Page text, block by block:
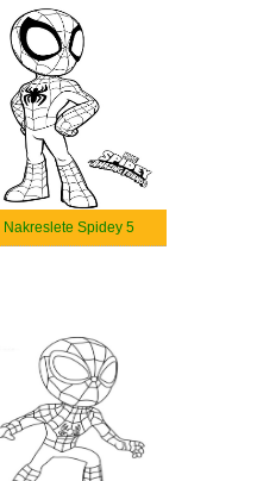
Nakreslete Spidey 5